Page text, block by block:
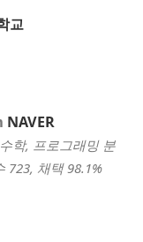
교
NAVER
학, 프로그래밍 분
723, 채택 98.1%